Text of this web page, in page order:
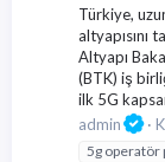
Türkiye,
altyapısını
Altyapı
(BTK) iş
ilk 5G
admin
5g operatör